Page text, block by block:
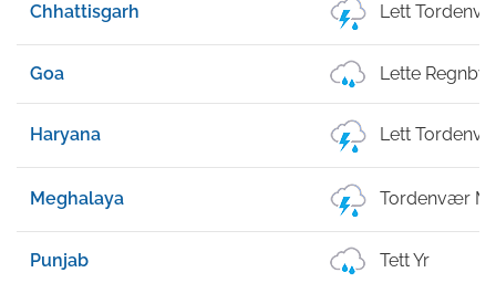
Chhattisgarh Lett
Goa Lette
Haryana Lett
Meghalaya Tordenvær
Punjab Tett Yr